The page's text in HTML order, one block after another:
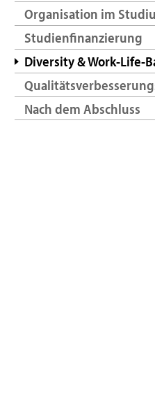
Organisation im
Studienfinanzierung
Diversity & Work-Life-
Nach dem Abschluss